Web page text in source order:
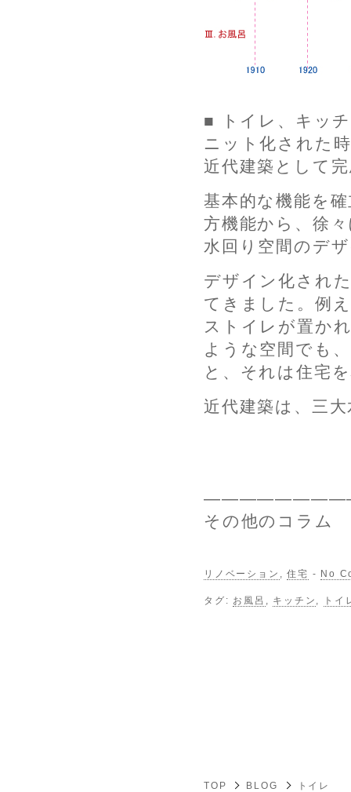
■ トイレ、キッ
ニット化された
近代建築として
基本的な機能を
方機能から、徐
水回り空間のデ
デザイン化され
てきました。例
ストイレが置か
ような空間でも
と、それは住宅
近代建築は、三
その他のコラム
リノベーション ,住宅 - No
タグ: お風呂 , キッチン , トイ
TOP BLOG トイレ